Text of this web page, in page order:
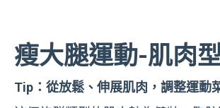
瘦大腿運動-肌肉
Tip：從放鬆、伸展肌肉，調整運動